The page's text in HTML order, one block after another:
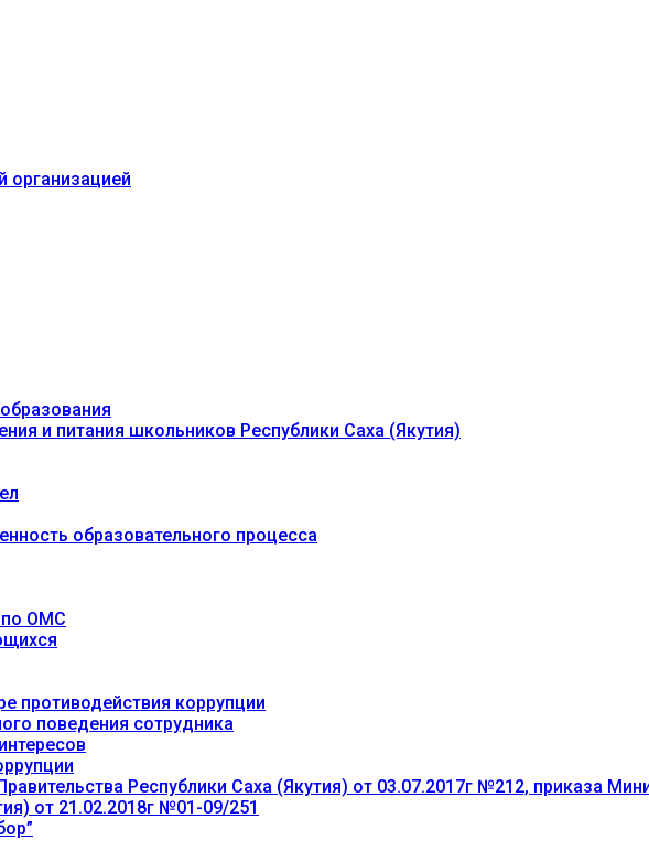
организацией
и питания школьников Республики Саха (Якутия)
образовательного процесса
по ОМС
противодействия коррупции
поведения сотрудника
Республики Саха (Якутия) от 03.07.2017г №212, приказа
от 21.02.2018г №01-09/251